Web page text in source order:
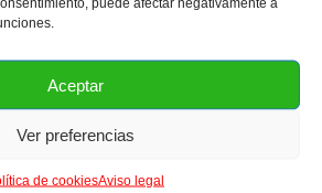
Aceptar
Ver preferencias
de cookiesAviso legal